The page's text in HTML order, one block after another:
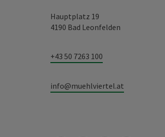
Hauptplatz 19
4190 Bad Leonfelden
+43 50 7263 100
info@muehlviertel.at